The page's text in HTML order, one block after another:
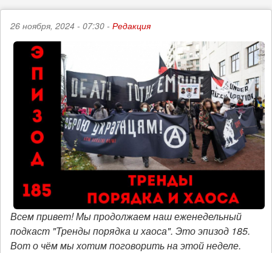
26 ноября, 2024 - 07:30 - Редакция
Всем привет! Мы продолжаем наш еженедельный
подкаст "Тренды порядка и хаоса". Это эпизод 185.
Вот о чём мы хотим поговорить на этой неделе.